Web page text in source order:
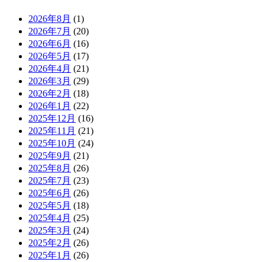
2026年8月 (1)
2026年7月 (20)
2026年6月 (16)
2026年5月 (17)
2026年4月 (21)
2026年3月 (29)
2026年2月 (18)
2026年1月 (22)
2025年12月 (16)
2025年11月 (21)
2025年10月 (24)
2025年9月 (21)
2025年8月 (26)
2025年7月 (23)
2025年6月 (26)
2025年5月 (18)
2025年4月 (25)
2025年3月 (24)
2025年2月 (26)
2025年1月 (26)